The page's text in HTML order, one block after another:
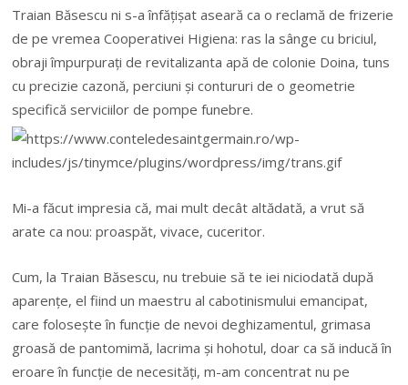
Traian Băsescu ni s-a înfățișat aseară ca o reclamă de frizerie
de pe vremea Cooperativei Higiena: ras la sânge cu briciul,
obraji împurpurați de revitalizanta apă de colonie Doina, tuns
cu precizie cazonă, perciuni și contururi de o geometrie
specifică serviciilor de pompe funebre.
Mi-a făcut impresia că, mai mult decât altădată, a vrut să
arate ca nou: proaspăt, vivace, cuceritor.
Cum, la Traian Băsescu, nu trebuie să te iei niciodată după
aparențe, el fiind un maestru al cabotinismului emancipat,
care foloseșteîn funcție de nevoi deghizamentul, grimasa
groasă de pantomimă, lacrima și hohotul, doar ca să inducăîn
eroareîn funcție de necesități, m-am concentrat nu pe